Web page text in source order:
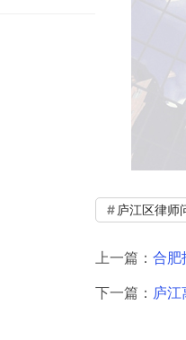
庐江区律师
上一篇： 合肥
下一篇： 庐江